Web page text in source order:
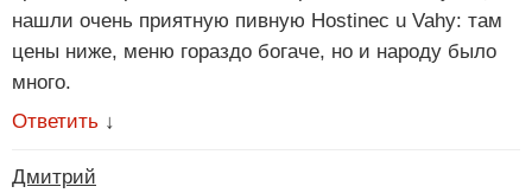
нашли очень приятную пивную Hostinec u Vahy: там
цены ниже, меню гораздо богаче, но и народу было
много.
Ответить ↓
Дмитрий